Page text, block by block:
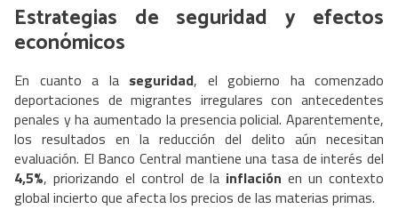
Estrategias de seguridad y efectos
económicos
En cuanto a la seguridad, el gobierno ha comenzado
deportaciones de migrantes irregulares con antecedentes
penales y ha aumentado la presencia policial. Aparentemente,
los resultados en la reducción del delito aún necesitan
evaluación. El Banco Central mantiene una tasa de interés del
4,5%, priorizando el control de la inflación en un contexto
global incierto que afecta los precios de las materias primas.